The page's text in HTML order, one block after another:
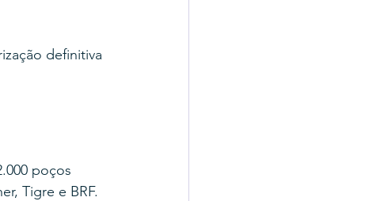
definitiva
poços
Tigre e BRF.